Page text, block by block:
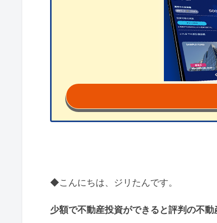
◆こんにちは、ジリたんです。
少額で不動産投資ができると評判の不動